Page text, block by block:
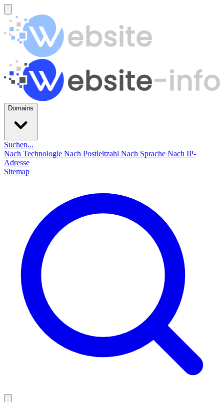
Domains
Suchen...
Nach Technologie Nach Postleitzahl Nach Sprache Nach IP-
Adresse
Sitemap